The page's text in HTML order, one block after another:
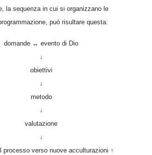
la sequenza in cui si organizzano le
può risultare questa:
domande ↔ evento di Dio
↓
obiettivi
↓
metodo
↓
valutazione
↓
processo verso nuove acculturazioni ↑